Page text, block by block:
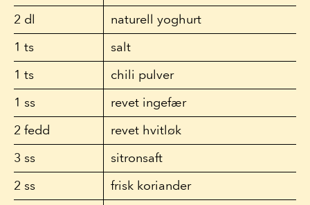
2 dl
naturell yoghurt
1 ts
salt
1 ts
chili pulver
1 ss
revet ingefær
2 fedd
revet hvitløk
3 ss
sitronsaft
2 ss
frisk koriander